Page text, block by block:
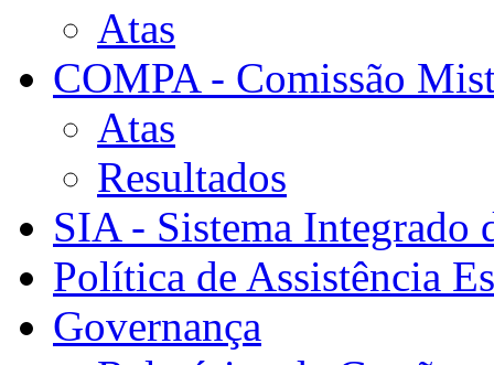
Atas
COMPA - Comissão
Atas
Resultados
SIA - Sistema Integrado
Política de Assistência
Governança